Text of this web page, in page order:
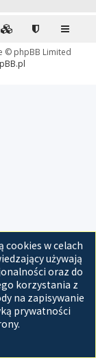
cookies w celach
używają
oraz do
korzystania z
na zapisywanie
prywatności
© phpBB Limited